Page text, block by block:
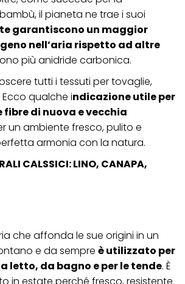
il pianeta ne trae i suoi
garantiscono un maggior
nell’aria rispetto ad altre
più anidride carbonica.
tutti i tessuti per tovaglie,
qualche indicazione utile per
di nuova e vecchia
un ambiente fresco, pulito e
armonia con la natura.
CALSSICI: LINO, CANAPA,
che affonda le sue origini in un
e da sempre è utilizzato per
letto, da bagno e per le tende. È